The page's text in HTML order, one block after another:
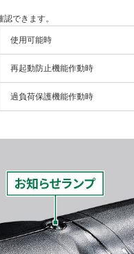
できます。
使用可能時
再起動防止機能作動時
過負荷保護機能作動時